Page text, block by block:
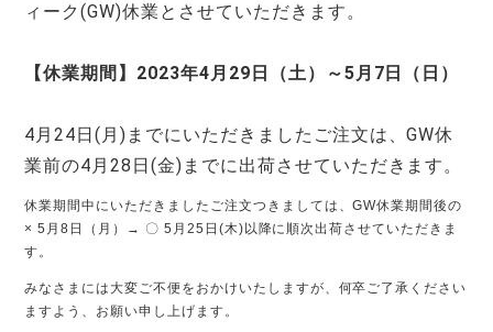
ィーク(GW)休業とさせていただきます。
【休業期間】2023年4月29日（土）～5月7日（日）
4月24日(月)までにいただきましたご注文は、GW休
業前の4月28日(金)までに出荷させていただきます。
休業期間中にいただきましたご注文つきましては、GW休業期間後の
× 5月8日（月）→ 〇 5月25日(木)以降に順次出荷させていただきま
す。
みなさまには大変ご不便をおかけいたしますが、何卒ご了承ください
ますよう、お願い申し上げます。